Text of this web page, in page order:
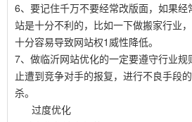
6、要记住千万不要经常改版面，如果
站是十分不利的，比如一下做搬家行业
十分容易导致网站权1威性降低。
7、做临沂网站优化的一定要遵守行业
止遭到竞争对手的报复，进行不良手段
杀。
过度优化